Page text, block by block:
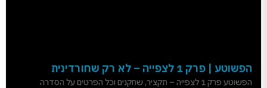
הפשוטע | פרק 1 לצפייה – לא רק שחורדינית
הפשוטע פרק 1 לצפייה – תקציר, שחקנים וכל הפרטים על הסדרה